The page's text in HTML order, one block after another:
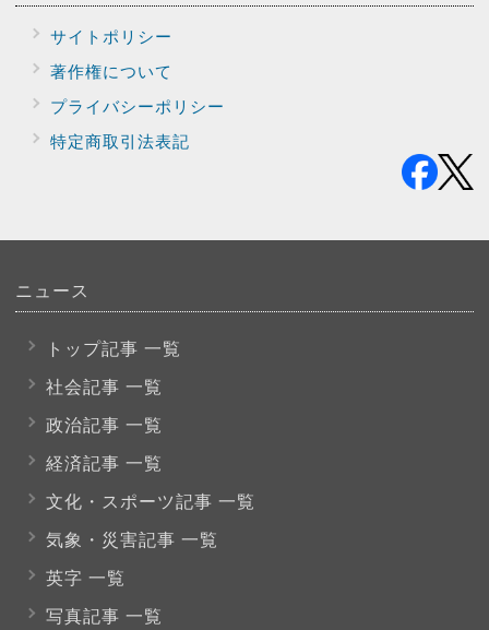
サイトポリシー
著作権について
プライバシーポリシー
特定商取引法表記
ニュース
トップ記事 一覧
社会記事 一覧
政治記事 一覧
経済記事 一覧
文化・スポーツ記事 一覧
気象・災害記事 一覧
英字 一覧
写真記事 一覧